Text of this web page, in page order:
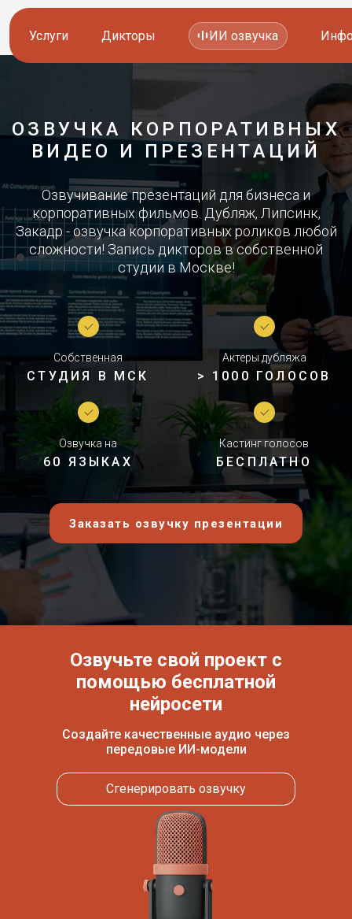
Услуги
Озвучка видео
Работа с аудио
Работа с текстом
Локализация и перевод
Другие услуги
8 800 200-45-51
Заказать звонок
Дикторы
Иностранные дикторы
Русские дикторы
Актеры озвучки
Контакты дикторов
ИИ голоса
8 800 200-45-51
Заказать звонок
ИИ озвучка
ОЗВУЧКА КОРПОРАТИВНЫХ
ВИДЕО И ПРЕЗЕНТАЦИЙ
Озвучивание презентаций для бизнеса и
корпоративных фильмов. Дубляж, Липсинк,
Закадр - озвучка корпоративных роликов любой
сложности! Запись дикторов в собственной
студии в Москве!
Собственная
СТУДИЯ В МСК
Актеры дубляжа
> 1000 ГОЛОСОВ
Озвучка на
60 ЯЗЫКАХ
Кастинг голосов
БЕСПЛАТНО
Заказать озвучку презентации
Озвучьте свой проект с
помощью бесплатной
нейросети
Создайте качественные аудио через
передовые ИИ-модели
Сгенерировать озвучку